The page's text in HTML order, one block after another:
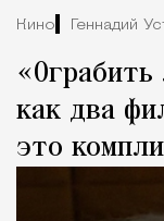
Кино Геннадий
как два
это